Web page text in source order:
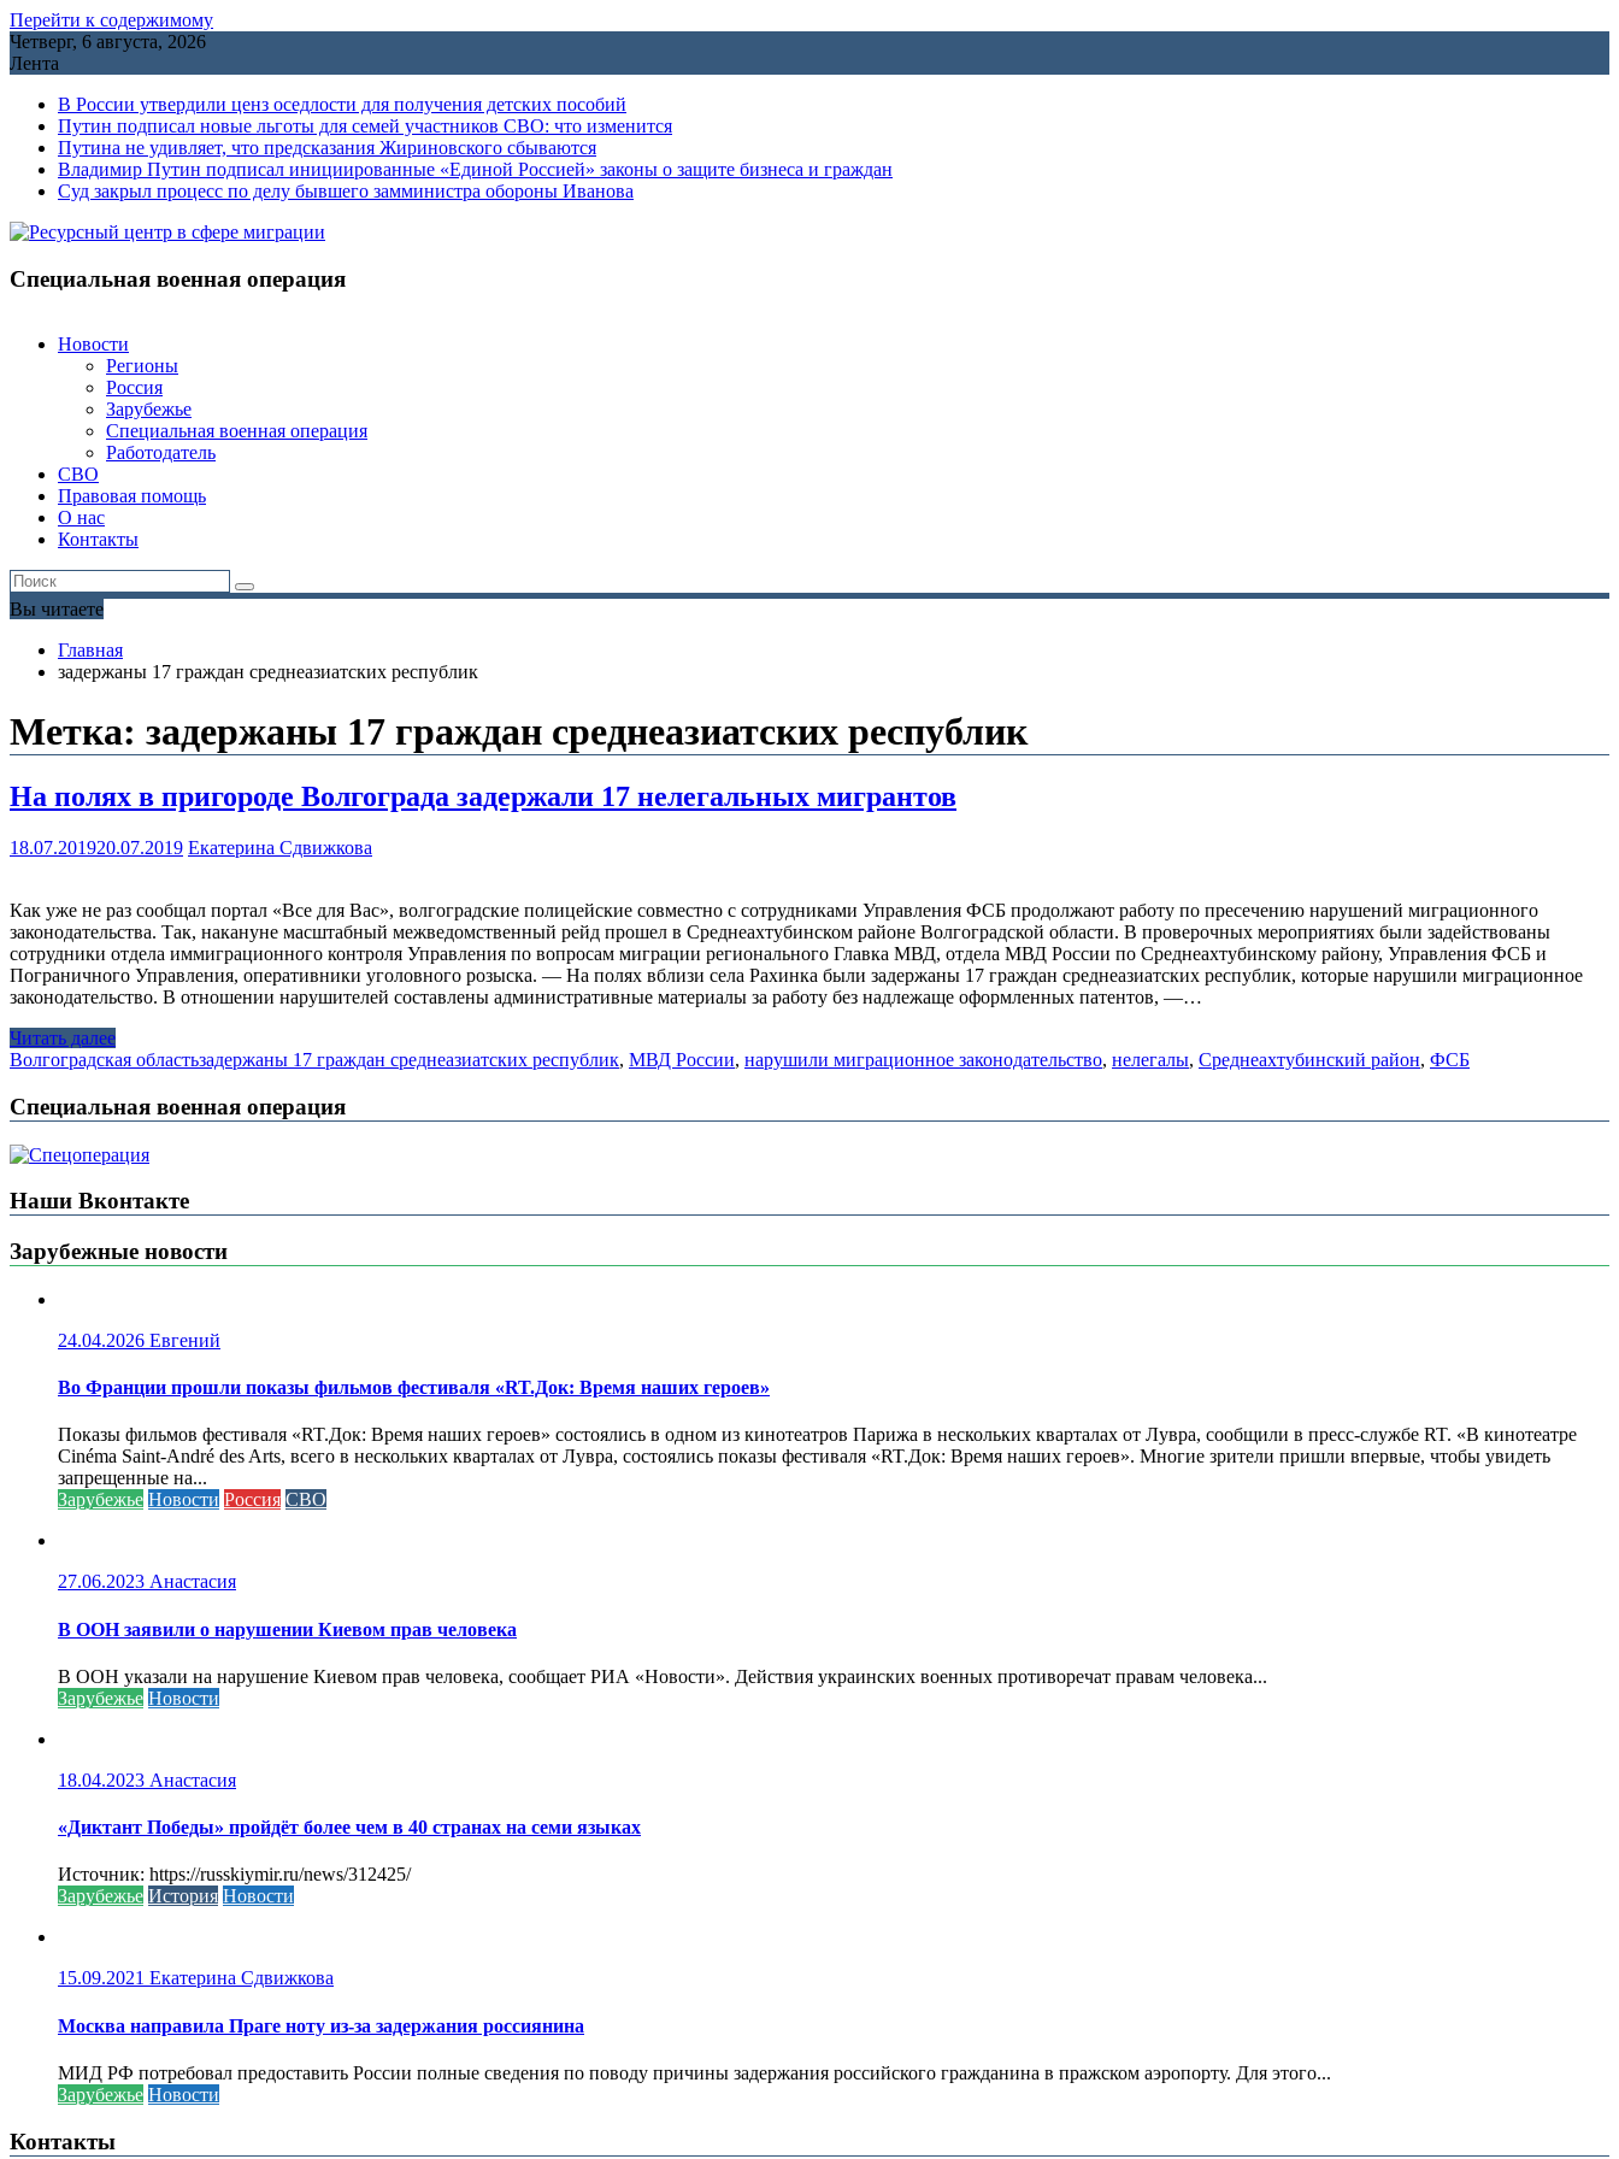
Перейти к содержимому
Четверг, 6 августа, 2026
Лента
В России утвердили ценз оседлости для получения детских пособий
Путин подписал новые льготы для семей участников СВО: что изменится
Путина не удивляет, что предсказания Жириновского сбываются
Владимир Путин подписал инициированные «Единой Россией» законы о защите бизнеса и граждан
Cуд закрыл процесс по делу бывшего замминистра обороны Иванова
Специальная военная операция
Новости
Регионы
Россия
Зарубежье
Специальная военная операция
Работодатель
СВО
Правовая помощь
О нас
Контакты
Вы читаете
Главная
задержаны 17 граждан среднеазиатских республик
Метка: задержаны 17 граждан среднеазиатских республик
На полях в пригороде Волгограда задержали 17 нелегальных мигрантов
18.07.201920.07.2019 Екатерина Сдвижкова
Как уже не раз сообщал портал «Все для Вас», волгоградские полицейские совместно с сотрудниками Управления ФСБ продолжают работу по пресечению нарушений миграционного
законодательства. Так, накануне масштабный межведомственный рейд прошел в Среднеахтубинском районе Волгоградской области. В проверочных мероприятиях были задействованы
сотрудники отдела иммиграционного контроля Управления по вопросам миграции регионального Главка МВД, отдела МВД России по Среднеахтубинскому району, Управления ФСБ и
Пограничного Управления, оперативники уголовного розыска. — На полях вблизи села Рахинка были задержаны 17 граждан среднеазиатских республик, которые нарушили миграционное
законодательство. В отношении нарушителей составлены административные материалы за работу без надлежаще оформленных патентов, —…
Читать далее
Волгоградская областьзадержаны 17 граждан среднеазиатских республик, МВД России, нарушили миграционное законодательство, нелегалы, Среднеахтубинский район, ФСБ
Специальная военная операция
Наши Вконтакте
Зарубежные новости
24.04.2026 Евгений
Во Франции прошли показы фильмов фестиваля «RT.Док: Время наших героев»
Показы фильмов фестиваля «RT.Док: Время наших героев» состоялись в одном из кинотеатров Парижа в нескольких кварталах от Лувра, сообщили в пресс-службе RT. «В кинотеатре
Cinéma Saint-André des Arts, всего в нескольких кварталах от Лувра, состоялись показы фестиваля «RT.Док: Время наших героев». Многие зрители пришли впервые, чтобы увидеть
запрещенные на...
Зарубежье Новости Россия СВО
27.06.2023 Анастасия
В ООН заявили о нарушении Киевом прав человека
В ООН указали на нарушение Киевом прав человека, сообщает РИА «Новости». Действия украинских военных противоречат правам человека...
Зарубежье Новости
18.04.2023 Анастасия
«Диктант Победы» пройдёт более чем в 40 странах на семи языках
Источник: https://russkiymir.ru/news/312425/
Зарубежье История Новости
15.09.2021 Екатерина Сдвижкова
Москва направила Праге ноту из-за задержания россиянина
МИД РФ потребовал предоставить России полные сведения по поводу причины задержания российского гражданина в пражском аэропорту. Для этого...
Зарубежье Новости
Контакты